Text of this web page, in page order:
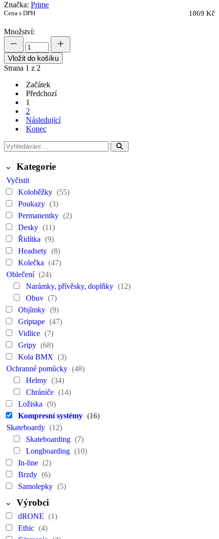
Značka: Prime
Cena s DPH 1869 Kč
Množství:
Vložit do košíku
Strana 1 z 2
Začátek
Předchozí
1
2
Následující
Konec
Kategorie
Vyčistit
Koloběžky (55)
Poukazy (3)
Permanentky (2)
Desky (11)
Řidítka (9)
Headsety (8)
Kolečka (47)
Oblečení (24)
Narámky, přívěsky, doplňky (12)
Obuv (7)
Objímky (9)
Griptape (47)
Vidlice (7)
Gripy (68)
Kola BMX (3)
Ochranné pomůcky (48)
Helmy (34)
Chrániče (14)
Ložiska (9)
Kompresní systémy (16)
Skateboardy (12)
Skateboarding (7)
Longboarding (10)
In-line (2)
Brzdy (6)
Samolepky (5)
Výrobci
dRONE (1)
Ethic (4)